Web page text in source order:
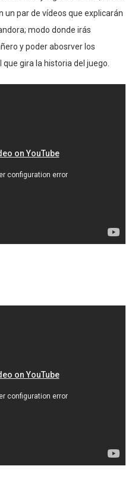
un par de vídeos que explicarán
modo donde irás
y poder abosrver los
gira la historia del juego.